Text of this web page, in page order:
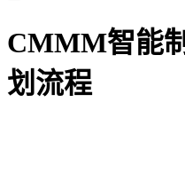
CMMM智能
划流程